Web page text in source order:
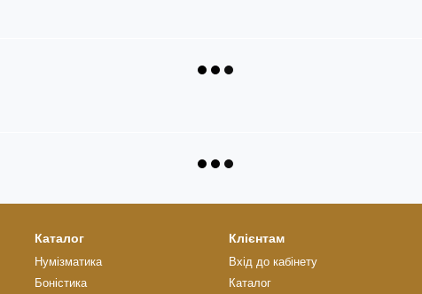
Каталог
Нумізматика
Боністика
Клієнтам
Вхід до кабінету
Каталог